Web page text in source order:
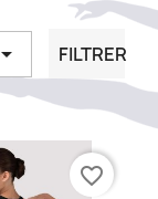
 FILTRER
favorite_border